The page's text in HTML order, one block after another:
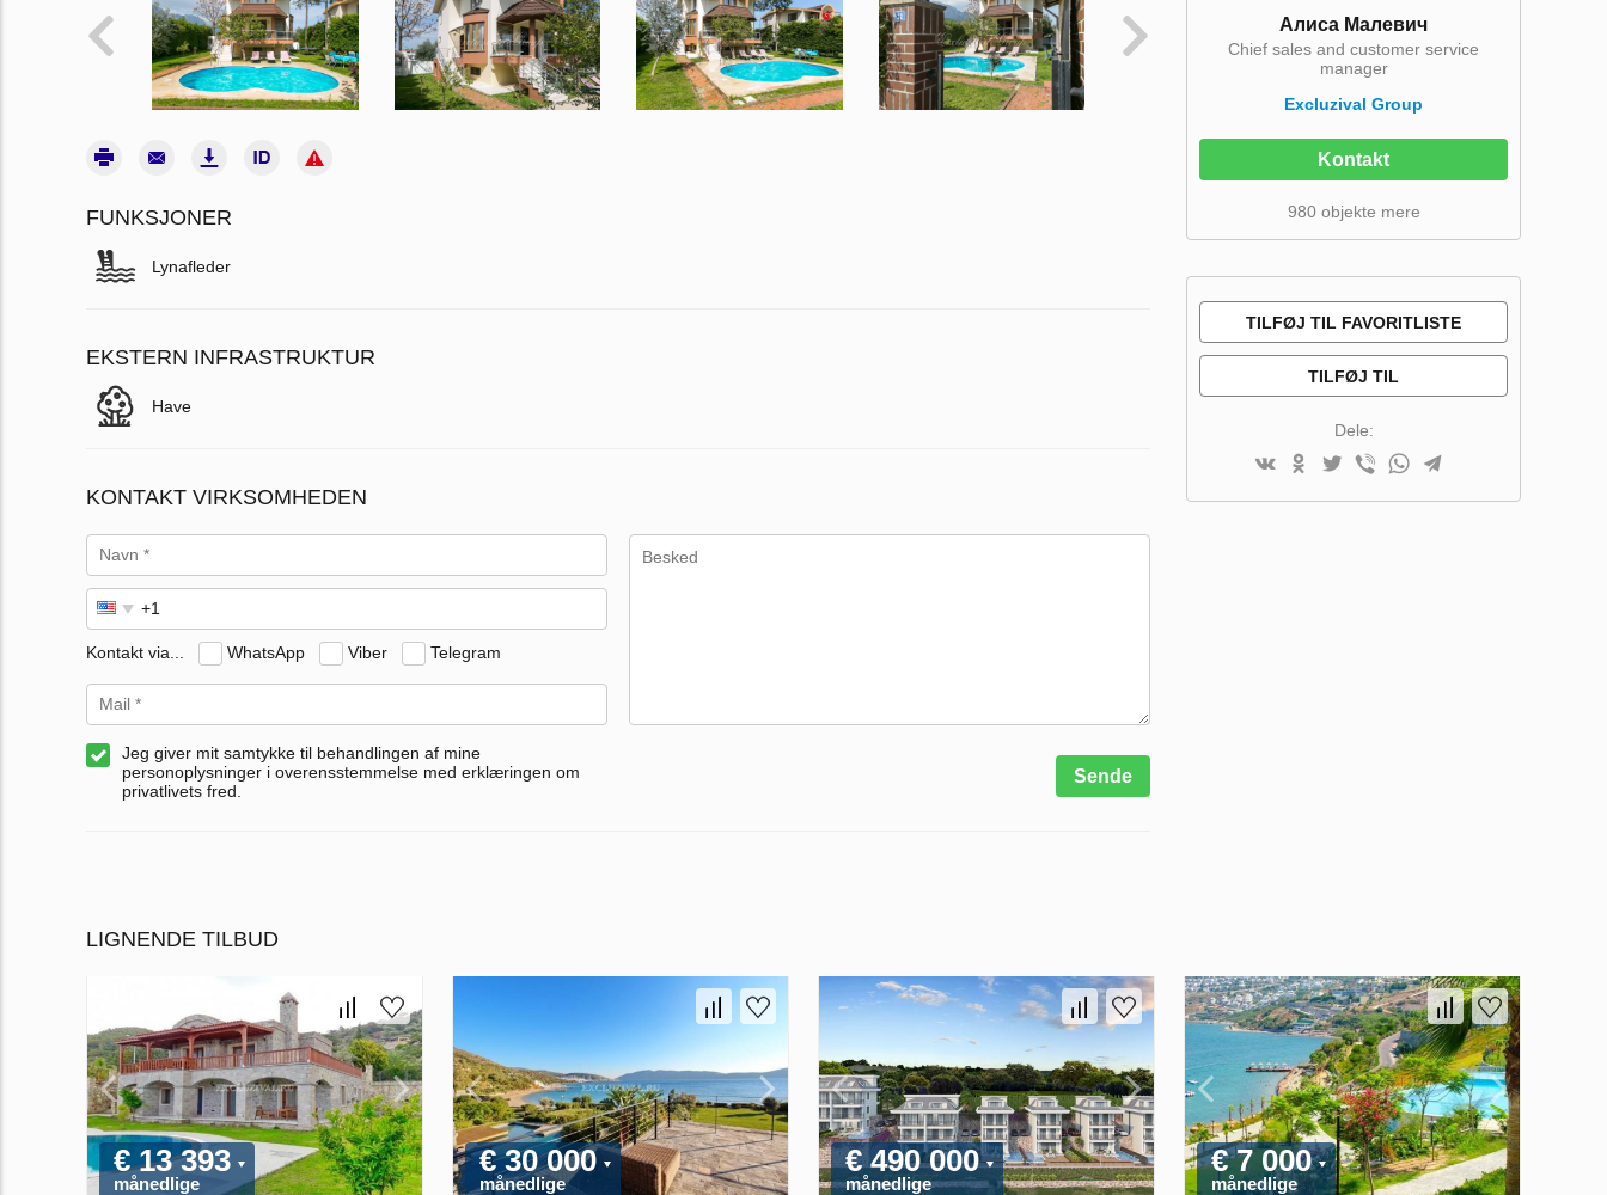
FUNKSJONER
Lynafleder
EKSTERN INFRASTRUKTUR
Have
KONTAKT VIRKSOMHEDEN
Kontakt via... WhatsApp Viber Telegram
Jeg giver mit samtykke til behandlingen af mine
personoplysninger i overensstemmelse med erklæringen om
privatlivets fred.
Sende
Алиса Малевич
Chief sales and customer service
manager
Excluzival Group
Kontakt
980 objekte mere
TILFØJ TIL FAVORITLISTE
TILFØJ TIL
Dele:
LIGNENDE TILBUD
€ 13 393
månedlige
€ 30 000
månedlige
€ 490 000
månedlige
€ 7 000
månedlige